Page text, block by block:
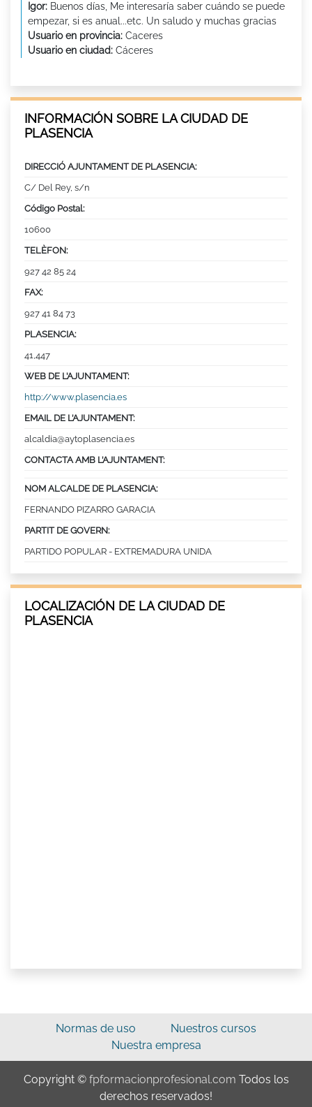
Igor: Buenos días, Me interesaría saber cuándo se puede
empezar, si es anual...etc. Un saludo y muchas gracias
Usuario en provincia: Caceres
Usuario en ciudad: Cáceres
INFORMACIÓN SOBRE LA CIUDAD DE
PLASENCIA
DIRECCIÓ AJUNTAMENT DE PLASENCIA:
C/ Del Rey, s/n
Código Postal:
10600
TELÈFON:
927 42 85 24
FAX:
927 41 84 73
PLASENCIA:
41,447
WEB DE L’AJUNTAMENT:
http://www.plasencia.es
EMAIL DE L’AJUNTAMENT:
alcaldia@aytoplasencia.es
CONTACTA AMB L’AJUNTAMENT:
NOM ALCALDE DE PLASENCIA:
FERNANDO PIZARRO GARACIA
PARTIT DE GOVERN:
PARTIDO POPULAR - EXTREMADURA UNIDA
LOCALIZACIÓN DE LA CIUDAD DE
PLASENCIA
Normas de uso
Nuestros cursos
Nuestra empresa
Copyright © fpformacionprofesional.com Todos los
derechos reservados!